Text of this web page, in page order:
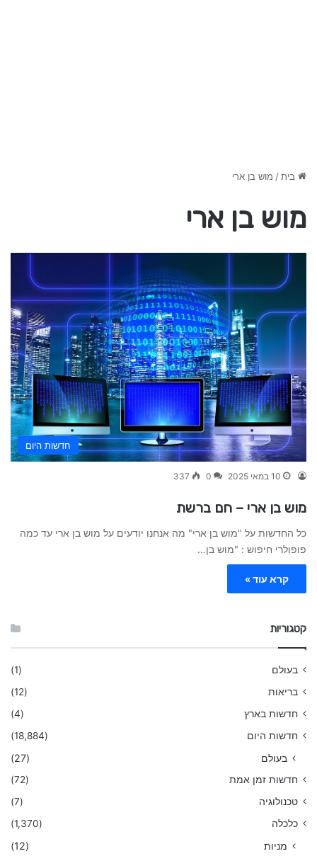
בית/ מוש בן ארי
מוש בן ארי
חדשות היום
10 במאי 2025 0
337
מוש בן ארי – חם ברשת
כל החדשות על "מוש בן ארי" מה אנחנו יודעים על מוש בן ארי עד כמה
פופולרי חיפוש : "מוש בן…
קרא עוד »
קטגוריות
בעולם
(1)
בריאות
(12)
חדשות בארץ
(4)
חדשות היום
(18,884)
בעולם (27)
חדשות זמן אמת
(72)
טכנולוגיה
(7)
כלכלה
(1,370)
מניות (12)